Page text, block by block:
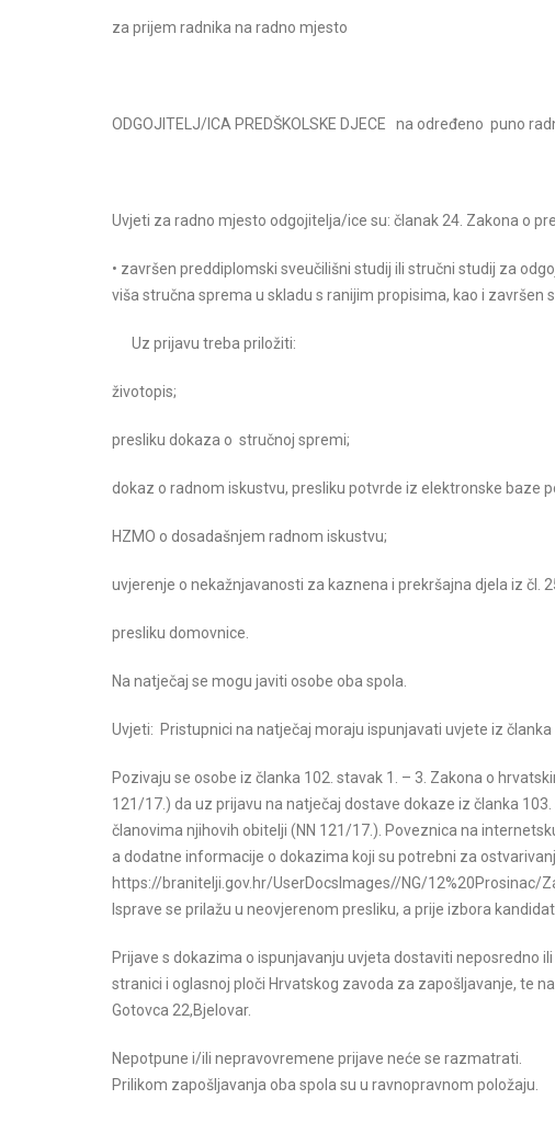
za prijem radnika na radno mjesto
ODGOJITELJ/ICA PREDŠKOLSKE DJECE na određeno
Uvjeti za radno mjesto odgojitelja/ice su: članak 24. Zakona o
• završen preddiplomski sveučilišni studij ili stručni studij za
viša stručna sprema u skladu s ranijim propisima, kao i
Uz prijavu treba priložiti:
životopis;
presliku dokaza o stručnoj spremi;
dokaz o radnom iskustvu, presliku potvrde iz elektronske baze
HZMO o dosadašnjem radnom iskustvu;
uvjerenje o nekažnjavanosti za kaznena i prekršajna djela iz čl.
presliku domovnice.
Na natječaj se mogu javiti osobe oba spola.
Uvjeti: Pristupnici na natječaj moraju ispunjavati uvjete iz
Pozivaju se osobe iz članka 102. stavak 1. – 3. Zakona o
121/17.) da uz prijavu na natječaj dostave dokaze iz članka
članovima njihovih obitelji (NN 121/17.). Poveznica na
a dodatne informacije o dokazima koji su potrebni za
https://branitelji.gov.hr/UserDocsImages//NG/12%20Prosinac/
Isprave se prilažu u neovjerenom presliku, a prije izbora
Prijave s dokazima o ispunjavanju uvjeta dostaviti neposredno
stranici i oglasnoj ploči Hrvatskog zavoda za zapošljavanje, te
Gotovca 22,Bjelovar.
Nepotpune i/ili nepravovremene prijave neće se razmatrati.
Prilikom zapošljavanja oba spola su u ravnopravnom položaju.